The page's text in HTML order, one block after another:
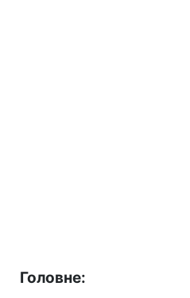
Головне: